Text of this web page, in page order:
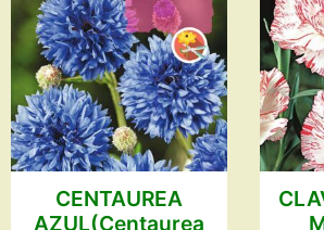
CENTAUREA
AZUL(Centaurea